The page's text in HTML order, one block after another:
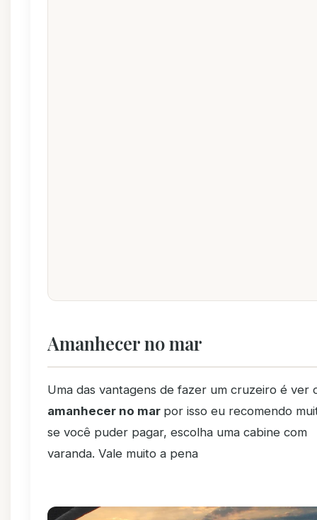
Amanhecer no mar
Uma das vantagens de fazer um cruzeiro é ver
amanhecer no mar por isso eu recomendo
se você puder pagar, escolha uma cabine com
varanda. Vale muito a pena